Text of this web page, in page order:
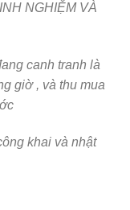
NGHIỆM VÀ
canh tranh là
giờ , và thu mua
khai và nhật